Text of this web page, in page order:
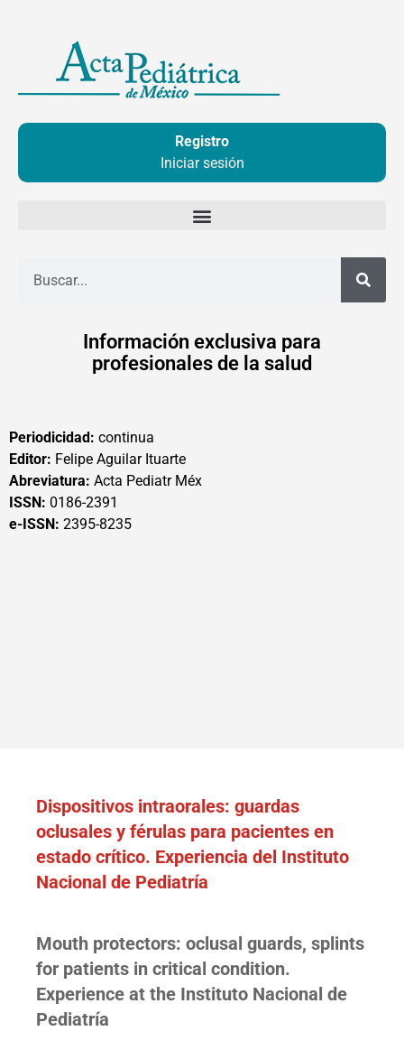
contenido
Registro
Iniciar sesión
Información exclusiva para
profesionales de la salud
Periodicidad: continua
Editor: Felipe Aguilar Ituarte
Abreviatura: Acta Pediatr Méx
ISSN: 0186-2391
e-ISSN: 2395-8235
Dispositivos intraorales: guardas
oclusales y férulas para pacientes en
estado crítico. Experiencia del Instituto
Nacional de Pediatría
Mouth protectors: oclusal guards, splints
for patients in critical condition.
Experience at the Instituto Nacional de
Pediatría